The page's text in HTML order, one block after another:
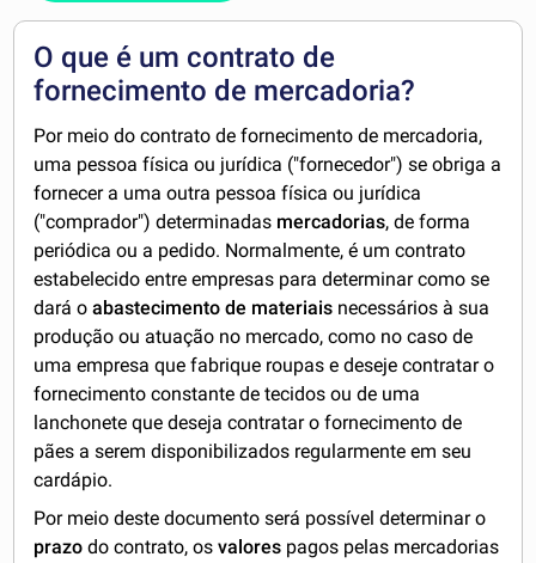
O que é um contrato de
fornecimento de mercadoria?
Por meio do contrato de fornecimento de mercadoria,
uma pessoa física ou jurídica ("fornecedor") se obriga a
fornecer a uma outra pessoa física ou jurídica
("comprador") determinadas mercadorias, de forma
periódica ou a pedido. Normalmente, é um contrato
estabelecido entre empresas para determinar como se
dará oabastecimento de materiais necessários à sua
produção ou atuação no mercado, como no caso de
uma empresa que fabrique roupas e deseje contratar o
fornecimento constante de tecidos ou de uma
lanchonete que deseja contratar o fornecimento de
pães a serem disponibilizados regularmente em seu
cardápio.
Por meio deste documento será possível determinar o
prazodo contrato, osvalores pagos pelas mercadorias